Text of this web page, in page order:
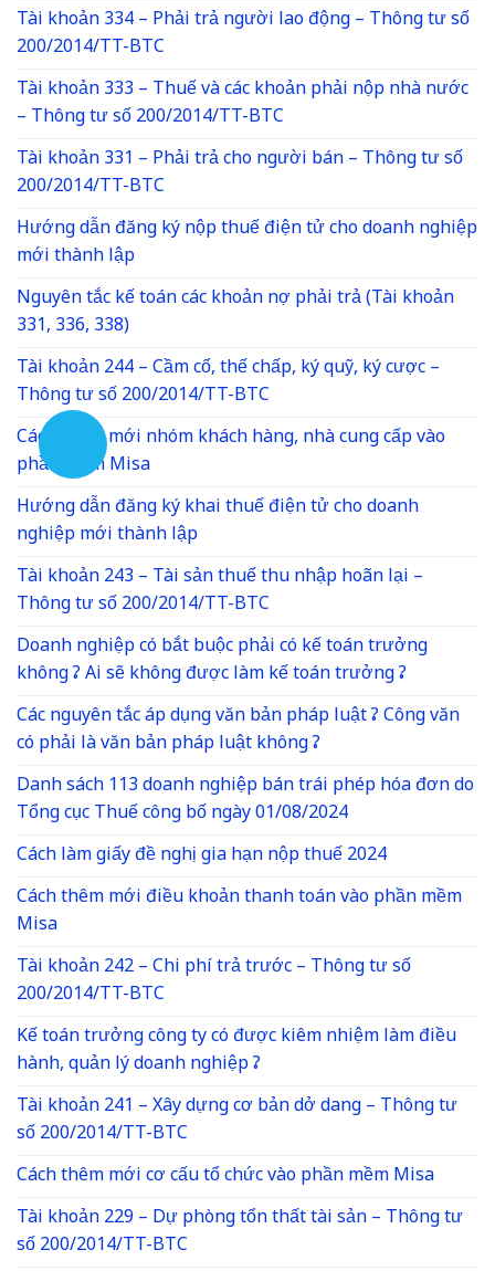
Tài khoản 334 – Phải trả người lao động – Thông tư số
200/2014/TT-BTC
Tài khoản 333 – Thuế và các khoản phải nộp nhà nước
– Thông tư số 200/2014/TT-BTC
Tài khoản 331 – Phải trả cho người bán – Thông tư số
200/2014/TT-BTC
Hướng dẫn đăng ký nộp thuế điện tử cho doanh nghiệp
mới thành lập
Nguyên tắc kế toán các khoản nợ phải trả (Tài khoản
331, 336, 338)
Tài khoản 244 – Cầm cố, thế chấp, ký quỹ, ký cược –
Thông tư số 200/2014/TT-BTC
Cách thêm mới nhóm khách hàng, nhà cung cấp vào
phần mềm Misa
Hướng dẫn đăng ký khai thuế điện tử cho doanh
nghiệp mới thành lập
Tài khoản 243 – Tài sản thuế thu nhập hoãn lại –
Thông tư số 200/2014/TT-BTC
Doanh nghiệp có bắt buộc phải có kế toán trưởng
không ? Ai sẽ không được làm kế toán trưởng ?
Các nguyên tắc áp dụng văn bản pháp luật ? Công văn
có phải là văn bản pháp luật không ?
Danh sách 113 doanh nghiệp bán trái phép hóa đơn do
Tổng cục Thuế công bố ngày 01/08/2024
Cách làm giấy đề nghị gia hạn nộp thuế 2024
Cách thêm mới điều khoản thanh toán vào phần mềm
Misa
Tài khoản 242 – Chi phí trả trước – Thông tư số
200/2014/TT-BTC
Kế toán trưởng công ty có được kiêm nhiệm làm điều
hành, quản lý doanh nghiệp ?
Tài khoản 241 – Xây dựng cơ bản dở dang – Thông tư
số 200/2014/TT-BTC
Cách thêm mới cơ cấu tổ chức vào phần mềm Misa
Tài khoản 229 – Dự phòng tổn thất tài sản – Thông tư
số 200/2014/TT-BTC